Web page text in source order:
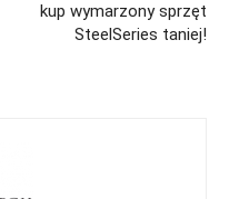
kup wymarzony sprzęt
SteelSeries taniej!